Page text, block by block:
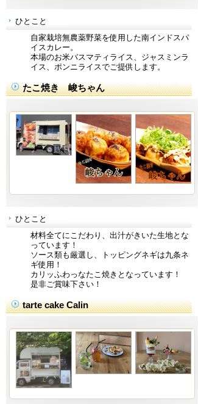
ひとこと
自家栽培無農薬野菜を使用した南インドスパ
イスカレー。
本場のお米バスマティライス、ジャスミンラ
イス、ポンニライスでご提供します。
たこ焼き 峻ちゃん
ひとこと
材料全てにこだわり、出汁がきいた生地とな
っています！
ソース類も厳選し、トッピングネギは九条ネ
ギ使用！
カリッふわっなたこ焼きとなっています！
是非ご賞味下さい！
tarte cake Calin